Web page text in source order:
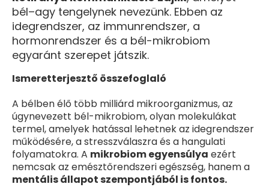
IDŐPONT
Időpontfoglalás
Kapcsolat
MIKROBIOM TESZT
Mikrobiom teszt
TUDÁSTÁR
Tudástár
Letölthető dokumentumok
bél–agy tengelynek nevezünk. Ebben az
idegrendszer, az immunrendszer, a
hormonrendszer és a bél-mikrobiom
egyaránt szerepet játszik.
Ismeretterjesztő összefoglaló
A bélben élő több milliárd mikroorganizmus, az
úgynevezett bél-mikrobiom, olyan molekulákat
termel, amelyek hatással lehetnek az idegrendszer
működésére, a stresszválaszra és a hangulati
folyamatokra. A mikrobiom egyensúlya ezért
nemcsak az emésztőrendszeri egészség, hanem a
mentális állapot szempontjából is fontos.
Colitis Ulcerosa
IBS
Hisztaminózis
Zsírmáj (NAFLD/MAFLD)
Obesitas
Magasvérnyomás
Fejfájás
Bél-agy tengely